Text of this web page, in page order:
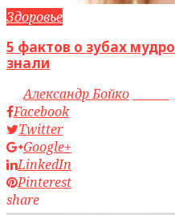
Здоровье
5 фактов о зубах
знали
byАлександр Бойко
Facebook
Twitter
Google+
LinkedIn
Pinterest
share